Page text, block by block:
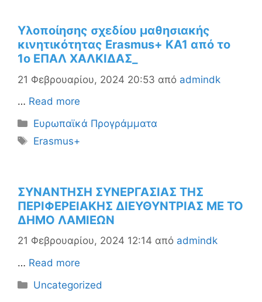
Υλοποίησης σχεδίου μαθησιακής
κινητικότητας Erasmus+ KA1 από το
1ο ΕΠΑΛ ΧΑΛΚΙΔΑΣ_
21 Φεβρουαρίου, 2024 20:53 από admindk
… Read more
Κατηγορίες
Ευρωπαϊκά Προγράμματα
Ετικέτες
Erasmus+
ΣΥΝΑΝΤΗΣΗ ΣΥΝΕΡΓΑΣΙΑΣ ΤΗΣ
ΠΕΡΙΦΕΡΕΙΑΚΗΣ ΔΙΕΥΘΥΝΤΡΙΑΣ ΜΕ ΤΟ
ΔΗΜΟ ΛΑΜΙΕΩΝ
21 Φεβρουαρίου, 2024 12:14 από admindk
… Read more
Κατηγορίες
Uncategorized